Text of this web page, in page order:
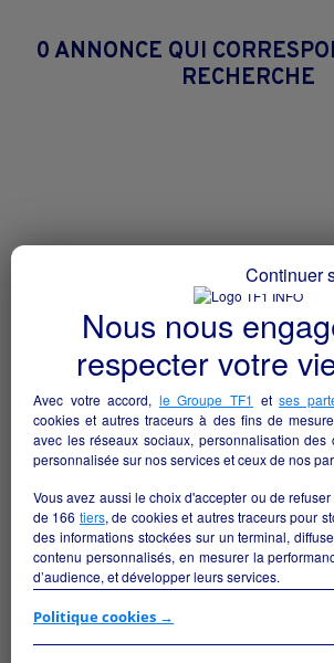
0 ANNONCE QUI
RECHERCHE
Nous nous
respecter votre
Avec votre accord, le Groupe TF1 etses
cookies et autres traceurs à des fins de
avec les réseaux sociaux, personnalisation des
personnalisée sur nos services et ceux de nos
Vous avez aussi le choix d'accepter ou de
de 166 tiers, de cookies et autres traceurs pour
des informations stockées sur un terminal,
contenu personnalisés, en mesurer la
d’audience, et développer leurs services.
Si vous continuez sans accepter, les
Politique cookies →
Continuer